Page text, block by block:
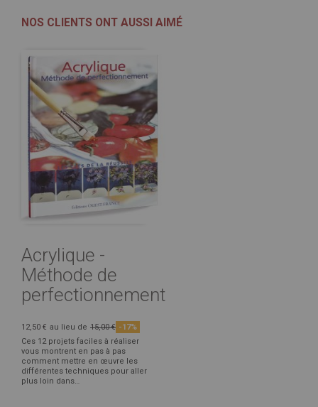
NOS CLIENTS ONT AUSSI AIMÉ
Acrylique -
Méthode de
perfectionnement
12,50 € au lieu de 15,00 € -17%
Ces 12 projets faciles à réaliser
vous montrent en pas à pas
comment mettre en œuvre les
différentes techniques pour aller
plus loin dans…